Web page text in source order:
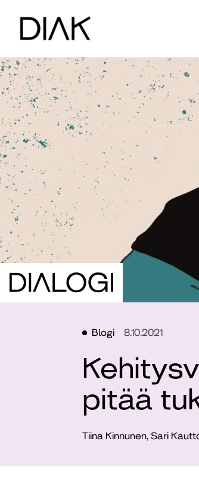
Blogi 8.10.2021
pitää
Tiina Kinnunen, Sari